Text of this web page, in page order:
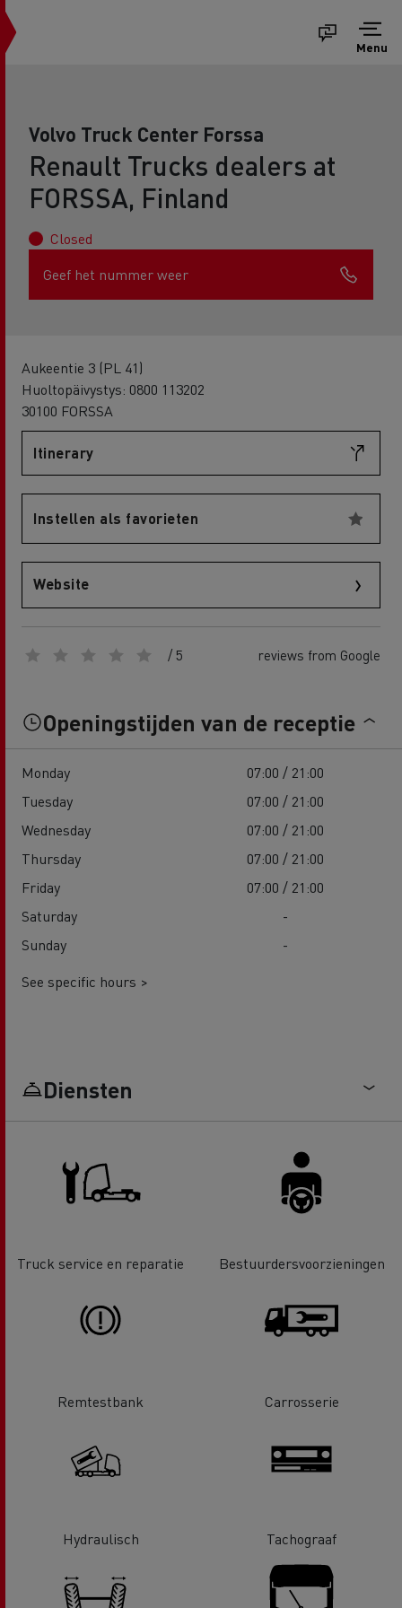
Menu
Volvo Truck Center Forssa
Renault Trucks dealers at
FORSSA, Finland
Closed
Geef het nummer weer
Aukeentie 3 (PL 41)
Huoltopäivystys: 0800 113202
30100 FORSSA
Itinerary
Instellen als favorieten
Website
/ 5 reviews from Google
Openingstijden van de receptie
Monday
07:00 / 21:00
Tuesday
07:00 / 21:00
Wednesday
07:00 / 21:00
Thursday
07:00 / 21:00
Friday
07:00 / 21:00
Saturday
-
Sunday
-
See specific hours >
Diensten
Truck service en reparatie Bestuurdersvoorzieningen
Remtestbank Carrosserie
Hydraulisch Tachograaf